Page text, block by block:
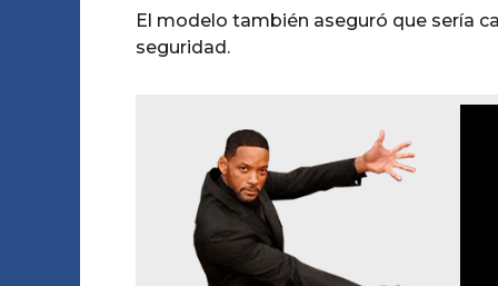
g
o
P
u
t
g
o
El modelo también aseguró que sería
seguridad.